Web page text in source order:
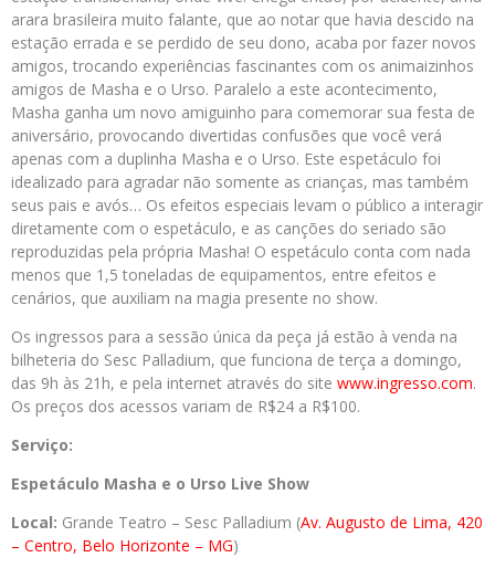
arara brasileira muito falante, que ao notar que havia descido na
estação errada e se perdido de seu dono, acaba por fazer novos
amigos, trocando experiências fascinantes com os animaizinhos
amigos de Masha e o Urso. Paralelo a este acontecimento,
Masha ganha um novo amiguinho para comemorar sua festa de
aniversário, provocando divertidas confusões que você verá
apenas com a duplinha Masha e o Urso. Este espetáculo foi
idealizado para agradar não somente as crianças, mas também
seus pais e avós… Os efeitos especiais levam o público a interagir
diretamente com o espetáculo, e as canções do seriado são
reproduzidas pela própria Masha! O espetáculo conta com nada
menos que 1,5 toneladas de equipamentos, entre efeitos e
cenários, que auxiliam na magia presente no show.
Os ingressos para a sessão única da peça já estão à venda na
bilheteria do Sesc Palladium, que funciona de terça a domingo,
das 9h às 21h, e pela internet através do site www.ingresso.com.
Os preços dos acessos variam de R$24 a R$100.
Serviço:
Espetáculo Masha e o Urso Live Show
Local: Grande Teatro – Sesc Palladium (Av. Augusto de Lima, 420
– Centro, Belo Horizonte – MG)